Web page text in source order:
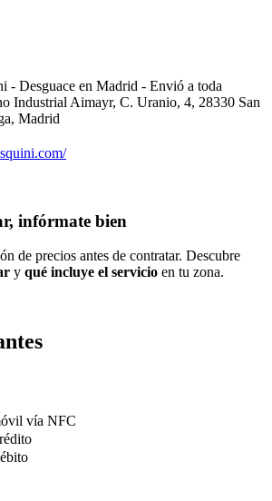
- Desguace en Madrid - Envió a toda
Industrial Aimayr, C. Uranio, 4, 28330 San
Madrid
infórmate bien
de precios antes de contratar. Descubre
y qué incluye el servicio en tu zona.
vía NFC